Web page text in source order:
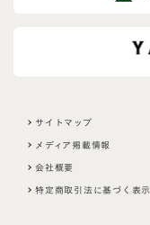
サイトマップ
メディア掲載情報
会社概要
特定商取引法に基づく表示